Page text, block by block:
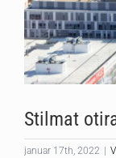
Stilmat
januar 17th, 2022